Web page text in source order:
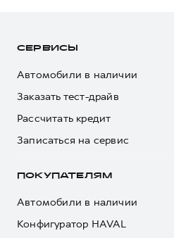
Автомобильные аксессуары
Коллекция CITY
Коллекция Базовая
Автомобильные аксессуары
Коллекция CITY
Коллекция Базовая
Коллекция Детская
СЕРВИСЫ
Автомобили в наличии
Заказать тест-драйв
Рассчитать кредит
Записаться на сервис
ПОКУПАТЕЛЯМ
Автомобили в наличии
Конфигуратор HAVAL